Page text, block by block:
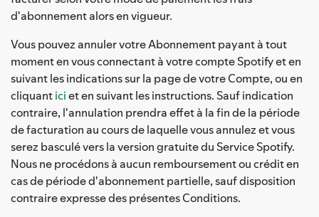
d'abonnement alors en vigueur.
Vous pouvez annuler votre Abonnement payant à tout
moment en vous connectant à votre compte Spotify et en
suivant les indications sur la page de votre Compte, ou en
cliquanticiet en suivant les instructions. Sauf indication
contraire, l'annulation prendra effet à la fin de la période
de facturation au cours de laquelle vous annulez et vous
serez basculé vers la version gratuite du Service Spotify.
Nous ne procédons à aucun remboursement ou crédit en
cas de période d'abonnement partielle, sauf disposition
contraire expresse des présentes Conditions.